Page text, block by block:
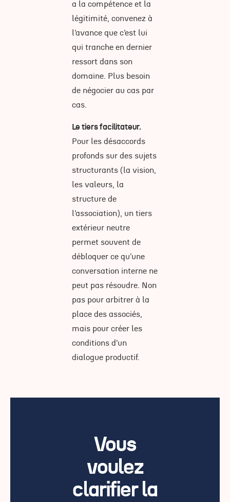
a la compétence et la
légitimité, convenez à
l’avance que c’est lui
qui tranche en dernier
ressort dans son
domaine. Plus besoin
de négocier au cas par
cas.
Le tiers facilitateur.
Pour les désaccords
profonds sur des sujets
structurants (la vision,
les valeurs, la
structure de
l’association), un tiers
extérieur neutre
permet souvent de
débloquer ce qu’une
conversation interne ne
peut pas résoudre. Non
pas pour arbitrer à la
place des associés,
mais pour créer les
conditions d’un
dialogue productif.
Vous
voulez
clarifier la